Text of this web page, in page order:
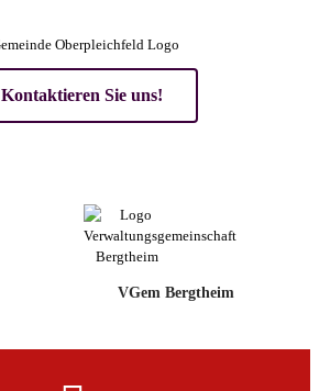
Kontaktieren Sie uns!
VGem Bergtheim